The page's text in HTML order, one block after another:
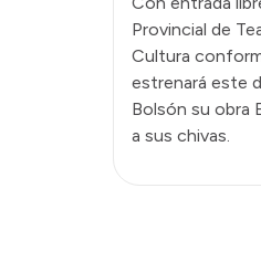
Provincial de
Cultura
estrenará este
Bolsón su obra
a sus chivas.